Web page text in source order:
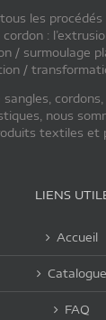
les
:
/ surmoulage
/
sangles,
nous
textiles et
LIENS
Accueil
Catalogue
FAQ